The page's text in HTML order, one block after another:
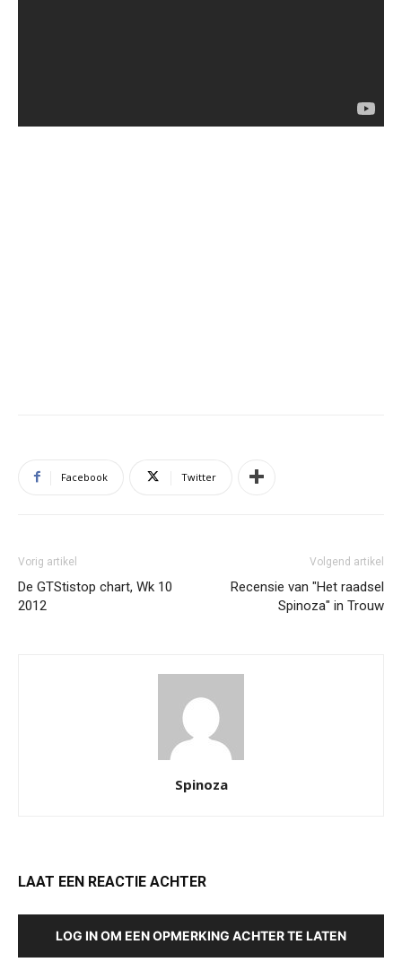
Facebook Twitter
Vorig artikel
De GTStistop chart, Wk 10
2012
Volgend artikel
Recensie van "Het raadsel
Spinoza" in Trouw
Spinoza
LAAT EEN REACTIE ACHTER
LOG IN OM EEN OPMERKING ACHTER TE LATEN